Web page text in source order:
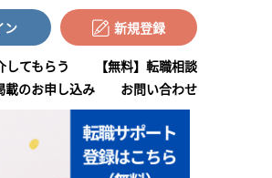
ン 新規登録
してもらう
【無料】転職相談
載のお申し込み お問い合わせ